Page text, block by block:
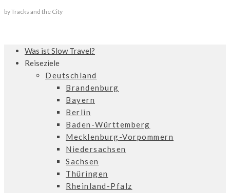
by Tracks and the City
Was ist Slow Travel?
Reiseziele
Deutschland
Brandenburg
Bayern
Berlin
Baden-Württemberg
Mecklenburg-Vorpommern
Niedersachsen
Sachsen
Thüringen
Rheinland-Pfalz